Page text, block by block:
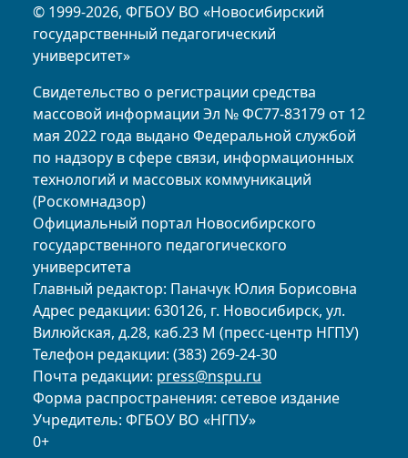
© 1999-2026, ФГБОУ ВО «Новосибирский
государственный педагогический
университет»
Свидетельство о регистрации средства
массовой информации Эл № ФС77-83179 от 12
мая 2022 года выдано Федеральной службой
по надзору в сфере связи, информационных
технологий и массовых коммуникаций
(Роскомнадзор)
Официальный портал Новосибирского
государственного педагогического
университета
Главный редактор: Паначук Юлия Борисовна
Адрес редакции: 630126, г. Новосибирск, ул.
Вилюйская, д.28, каб.23 М (пресс-центр НГПУ)
Телефон редакции: (383) 269-24-30
Почта редакции: press@nspu.ru
Форма распространения: сетевое издание
Учредитель: ФГБОУ ВО «НГПУ»
0+